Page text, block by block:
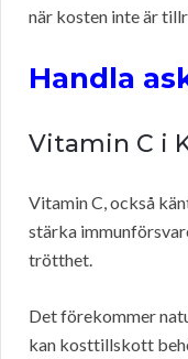
när kosten inte är
Handla
Vitamin C i
Vitamin C, också
stärka
trötthet.
Det förekommer
kan kosttillskott